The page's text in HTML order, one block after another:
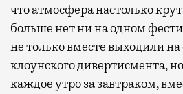
что атмосфера настолько
больше нет ни на одном
не только вместе выходили
клоунского дивертисмента,
каждое утро за завтраком,